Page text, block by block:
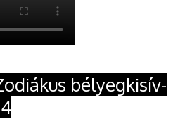
bélyegkisív-